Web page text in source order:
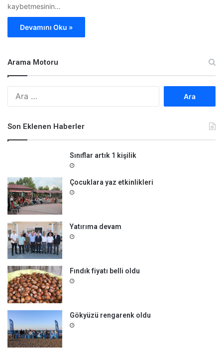
kaybetmesinin…
Devamını Oku »
Arama Motoru
Son Eklenen Haberler
Sınıflar artık 1 kişilik
Çocuklara yaz etkinlikleri
Yatırıma devam
Fındık fiyatı belli oldu
Gökyüzü rengarenk oldu